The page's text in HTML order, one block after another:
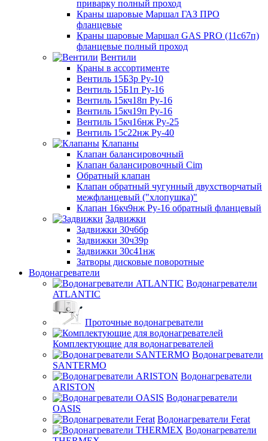
приварку полный проход
Краны шаровые Маршал ГАЗ ПРО
фланцевые
Краны шаровые Маршал GAS PRO (11с67п)
фланцевые полный проход
Вентили
Краны в ассортименте
Вентиль 15Б3р Ру-10
Вентиль 15Б1п Ру-16
Вентиль 15кч18п Ру-16
Вентиль 15кч19п Ру-16
Вентиль 15кч16нж Ру-25
Вентиль 15с22нж Ру-40
Клапаны
Клапан балансировочный
Клапан балансировочный Cim
Обратный клапан
Клапан обратный чугунный двухстворчатый
межфланцевый ("хлопушка)"
Клапан 16кч9нж Ру-16 обратный фланцевый
Задвижки
Задвижки 30ч6бр
Задвижки 30ч39р
Задвижки 30с41нж
Затворы дисковые поворотные
Водонагреватели
Водонагреватели
ATLANTIC
Проточные водонагреватели
Комплектующие для водонагревателей
Водонагреватели
SANTERMO
Водонагреватели
ARISTON
Водонагреватели
OASIS
Водонагреватели Ferat
Водонагреватели